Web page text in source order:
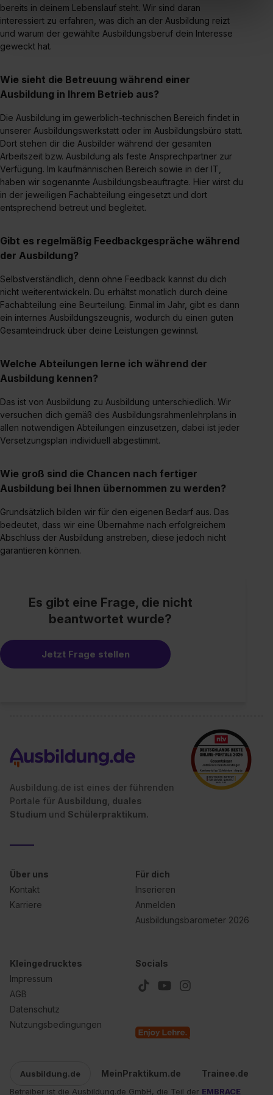
In diesem Fall sowie bei der separaten Aktivierung von
„Social Media und Marketing“ bist du auch damit
einverstanden, dass dir nach Setzen der Cookies externe
Dienste, ggfs. mit Sitz in den USA, übermittelt werden.
Eine Erlaubnis hierfür kannst du auch später noch im
Einzelfall bei dem jeweiligen Inhalt erteilen. Willst du nur
bestimmte Verwendungszwecke zulassen, triff deine
Auswahl über die Checkboxen und klick auf „Auswahl
erlauben“. Die Einwilligung zur Platzierung von Cookies
der Kategorien „Präferenzen“, „Statistiken“ und „Social
Media und Marketing“ umfasst hierbei die Einwilligung
zur Übermittlung deiner Daten in die USA (Art. 49 Abs. 1
II). Du kannst die von dir erteilte Einwilligung jederzeit mit
Wirkung für die Zukunft ganz oder teilweise über unsere
Datenschutzerklärung unter dem Punkt „Datenschutz-
Einstellungen“ widerrufen. Weitere Informationen zu den
einzelnen Cookies findest du durch Klick auf „Details
zeigen“. Weitere Informationen:Datenschutzerklärung
Impressum.
bereits in deinem Lebenslauf steht. Wir sind daran
interessiert zu erfahren, was dich an der Ausbildung reizt
und warum der gewählte Ausbildungsberuf dein Interesse
geweckt hat.
Wie sieht die Betreuung während einer
Ausbildung in Ihrem Betrieb aus?
Die Ausbildung im gewerblich-technischen Bereich findet in
unserer Ausbildungswerkstatt oder im Ausbildungsbüro statt.
Dort stehen dir die Ausbilder während der gesamten
Arbeitszeit bzw. Ausbildung als feste Ansprechpartner zur
Verfügung. Im kaufmännischen Bereich sowie in der IT,
haben wir sogenannte Ausbildungsbeauftragte. Hier wirst du
in der jeweiligen Fachabteilung eingesetzt und dort
entsprechend betreut und begleitet.
Gibt es regelmäßig Feedbackgespräche während
der Ausbildung?
Selbstverständlich, denn ohne Feedback kannst du dich
nicht weiterentwickeln. Du erhältst monatlich durch deine
Fachabteilung eine Beurteilung. Einmal im Jahr, gibt es dann
ein internes Ausbildungszeugnis, wodurch du einen guten
Gesamteindruck über deine Leistungen gewinnst.
Welche Abteilungen lerne ich während der
Ausbildung kennen?
Das ist von Ausbildung zu Ausbildung unterschiedlich. Wir
versuchen dich gemäß des Ausbildungsrahmenlehrplans in
allen notwendigen Abteilungen einzusetzen, dabei ist jeder
Versetzungsplan individuell abgestimmt.
Wie groß sind die Chancen nach fertiger
Ausbildung bei Ihnen übernommen zu werden?
Grundsätzlich bilden wir für den eigenen Bedarf aus. Das
bedeutet, dass wir eine Übernahme nach erfolgreichem
Abschluss der Ausbildung anstreben, diese jedoch nicht
garantieren können.
Es gibt eine Frage, die nicht
beantwortet wurde?
Jetzt Frage stellen
Ausbildung.de ist eines der führenden
Portale für Ausbildung, duales
Studium und Schülerpraktikum.
Über uns
Kontakt
Karriere
Für dich
Inserieren
Anmelden
Ausbildungsbarometer 2026
Kleingedrucktes
Impressum
AGB
Datenschutz
Nutzungsbedingungen
Socials
Ausbildung.de MeinPraktikum.de Trainee.de
Betreiber ist die Ausbildung.de GmbH, die Teil der EMBRACE